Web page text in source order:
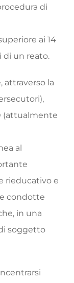
di
ai 14
di un reato.
attraverso la
(attualmente
al
rieducativo e
condotte
in una
soggetto